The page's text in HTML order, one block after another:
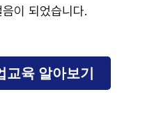
이 되었습니다.
교육 알아보기